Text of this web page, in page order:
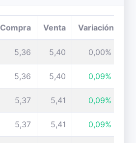
Compra Venta Variación
5,36 5,40 0,00%
5,36 5,40 0,09%
5,37 5,41 0,09%
5,37 5,41 0,09%